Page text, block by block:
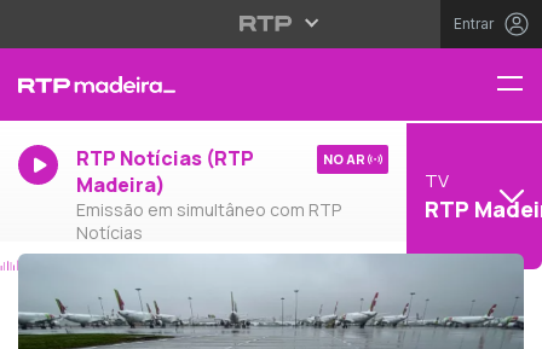
Entrar
RTP Notícias (RTP
Madeira)
Emissão em simultâneo com RTP
Notícias
NO AR
TV
RTP